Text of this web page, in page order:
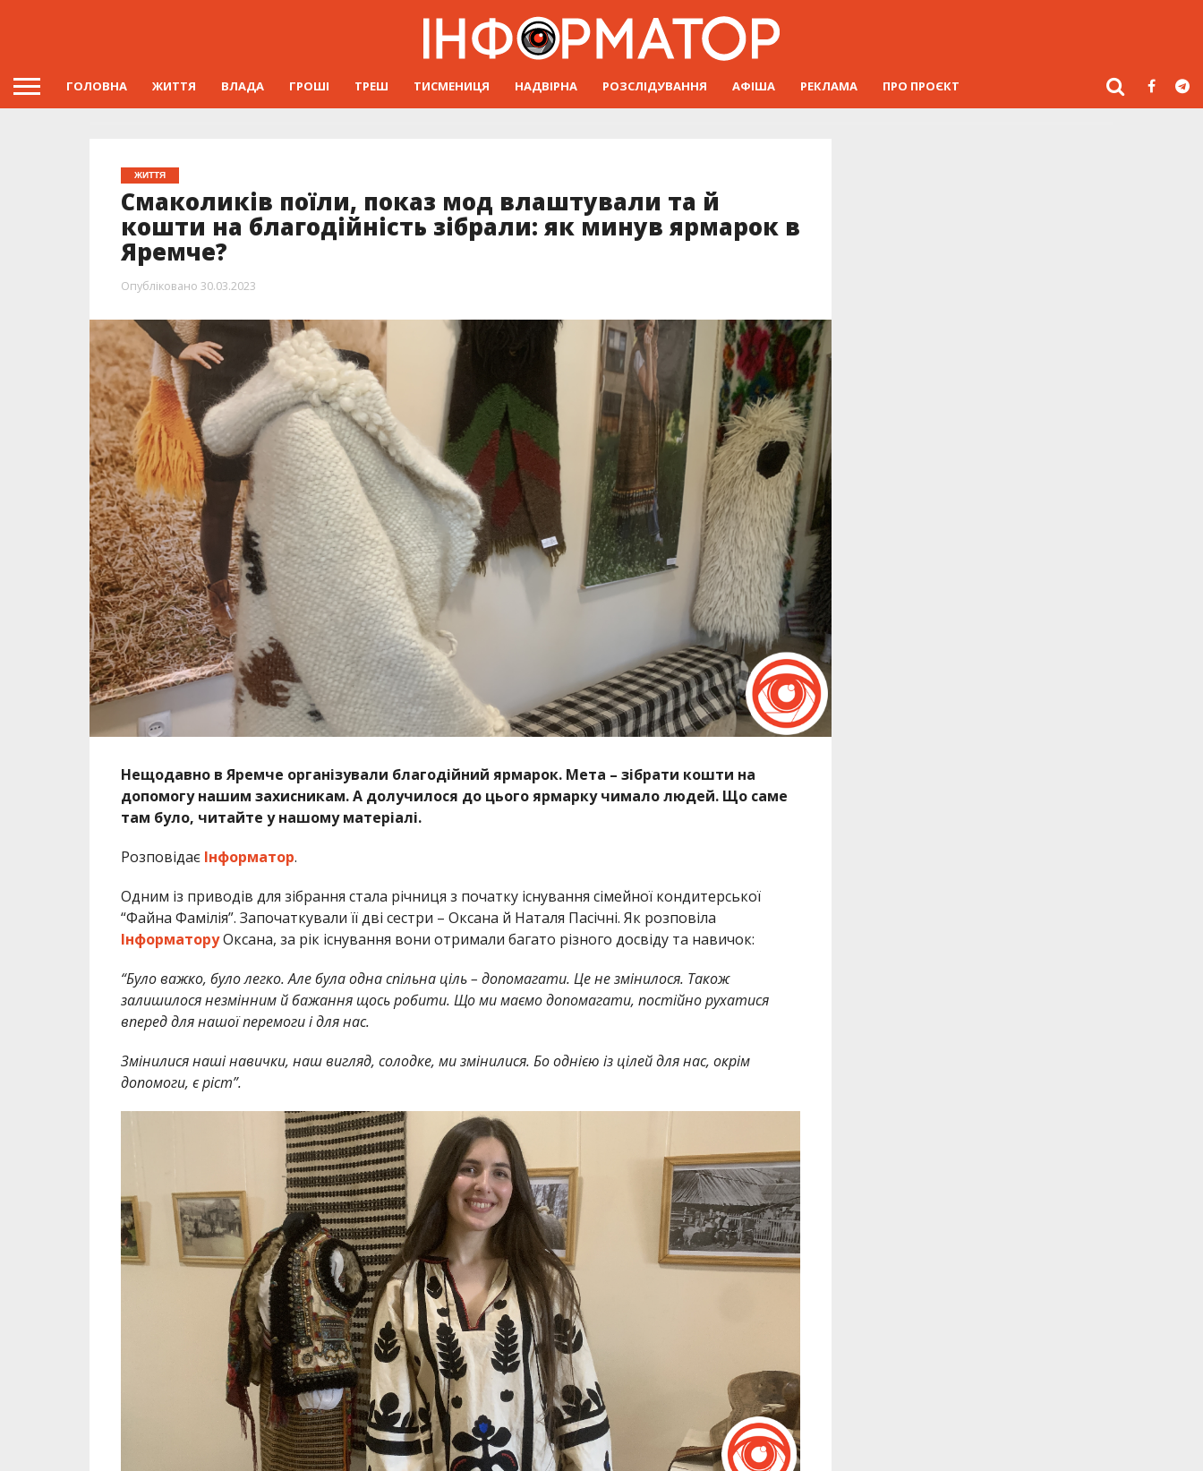
ГОЛОВНА ЖИТТЯ ВЛАДА ГРОШІ ТРЕШ ТИСМЕНИЦЯ НАДВІРНА РОЗСЛІДУВАННЯ АФІША РЕКЛАМА ПРО ПРОЄКТ
ЖИТТЯ
Смаколиків поїли, показ мод влаштували та й
кошти на благодійність зібрали: як минув ярмарок в
Яремче?
Опубліковано 30.03.2023
Нещодавно в Яремче організували благодійний ярмарок. Мета – зібрати кошти на
допомогу нашим захисникам. А долучилося до цього ярмарку чимало людей. Що саме
там було, читайте у нашому матеріалі.
Розповідає Інформатор.
Одним із приводів для зібрання стала річниця з початку існування сімейної кондитерської
“Файна Фамілія”. Започаткували її дві сестри – Оксана й Наталя Пасічні. Як розповіла
ІнформаторуОксана, за рік існування вони отримали багато різного досвіду та навичок:
“Було важко, було легко. Але була одна спільна ціль – допомагати. Це не змінилося. Також
залишилося незмінним й бажання щось робити. Що ми маємо допомагати, постійно рухатися
вперед для нашої перемоги і для нас.
Змінилися наші навички, наш вигляд, солодке, ми змінилися. Бо однією із цілей для нас, окрім
допомоги, є ріст”.